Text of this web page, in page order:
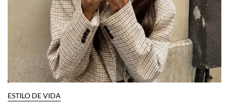
ESTILO DE VIDA